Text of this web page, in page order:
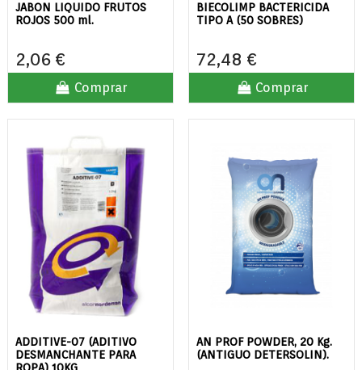
JABON LIQUIDO FRUTOS
ROJOS 500 ml.
2,06 €
Comprar
BIECOLIMP BACTERICIDA
TIPO A (50 SOBRES)
72,48 €
Comprar
ADDITIVE-07 (ADITIVO
DESMANCHANTE PARA
AN PROF POWDER, 20 Kg.
(ANTIGUO DETERSOLIN).